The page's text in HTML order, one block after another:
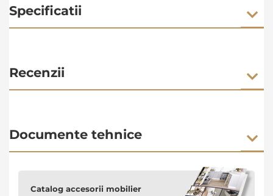
Specificatii
Recenzii
Documente tehnice
Catalog accesorii mobilier